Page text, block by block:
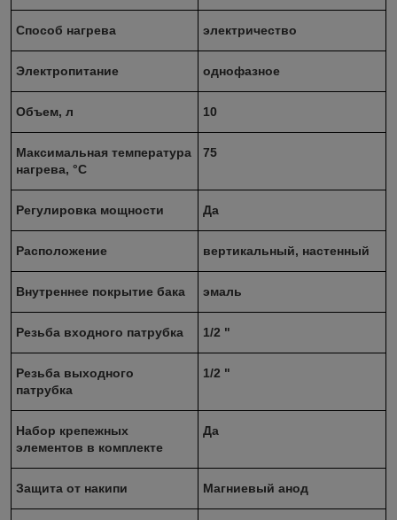
Способ нагрева электричество
Электропитание однофазное
Объем, л 10
Максимальная температура
нагрева, °C
75
Регулировка мощности Да
Расположение вертикальный, настенный
Внутреннее покрытие бака эмаль
Резьба входного патрубка 1/2 "
Резьба выходного
патрубка
1/2 "
Набор крепежных
элементов в комплекте
Да
Защита от накипи Магниевый анод